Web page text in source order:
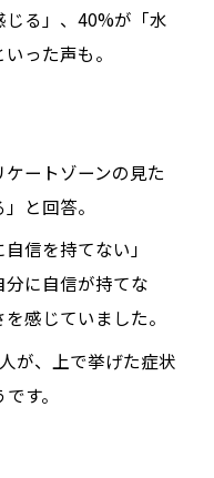
じる 」、40%が「水
いった声も。
ートゾーンの見た
」と回答。
信を持てない 」
分に自信が持てな
感じていました。
が、上で挙げた症状
す。